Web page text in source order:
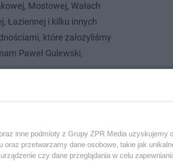
Mostowej, Wałach
Łaziennej i kilku innych
które założyliśmy
Paweł Gulewski,
inne podmioty z Grupy ZPR Media uzyskujemy
oraz przetwarzamy dane osobowe, takie jak
czy dane przeglądania w celu